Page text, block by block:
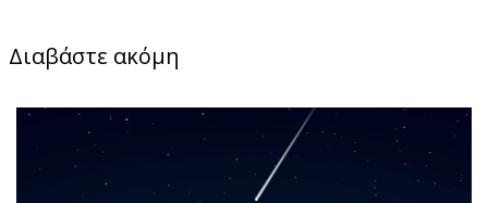
Διαβάστε ακόμη